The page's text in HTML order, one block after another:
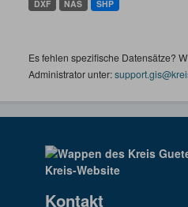
DXF NAS SHP
Es fehlen spezifische Datensätze?
Administrator unter:
Kontakt